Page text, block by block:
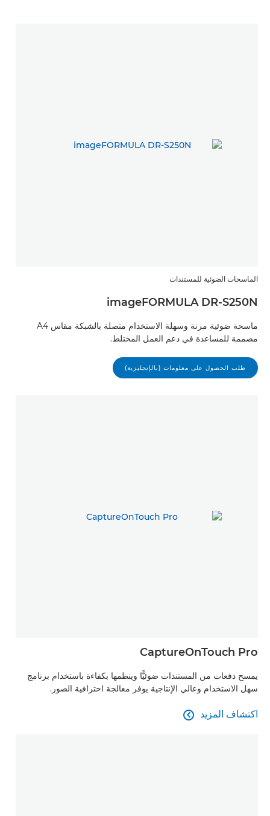
الماسحات الضوئية للمستندات
imageFORMULA DR-S250N
ماسحة ضوئية مرنة وسهلة الاستخدام متصلة بالشبكة مقاس A4
مصممة للمساعدة في دعم العمل المختلط.
طلب الحصول على معلومات (بالإنجليزية)
CaptureOnTouch Pro
يمسح دفعات من المستندات ضوئيًّا وينظمها بكفاءة باستخدام برنامج
سهل الاستخدام وعالي الإنتاجية يوفر معالجة احترافية الصور.
اكتشاف المزيد
اكتشاف المزيد
